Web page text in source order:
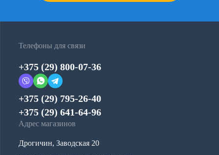
Телефоны для связи
+375 (29) 800-07-36
+375 (29) 795-26-40
+375 (29) 641-64-96
Адрес магазинов
Дрогичин, Заводская 20